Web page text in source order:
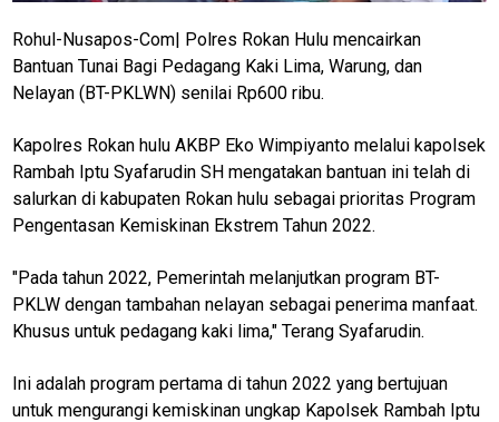
Rohul-Nusapos-Com| Polres Rokan Hulu mencairkan
Bantuan Tunai Bagi Pedagang Kaki Lima, Warung, dan
Nelayan (BT-PKLWN) senilai Rp600 ribu.
Kapolres Rokan hulu AKBP Eko Wimpiyanto melalui kapolsek
Rambah Iptu Syafarudin SH mengatakan bantuan ini telah di
salurkan di kabupaten Rokan hulu sebagai prioritas Program
Pengentasan Kemiskinan Ekstrem Tahun 2022.
"Pada tahun 2022, Pemerintah melanjutkan program BT-
PKLW dengan tambahan nelayan sebagai penerima manfaat.
Khusus untuk pedagang kaki lima," Terang Syafarudin.
Ini adalah program pertama di tahun 2022 yang bertujuan
untuk mengurangi kemiskinan ungkap Kapolsek Rambah Iptu